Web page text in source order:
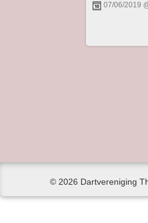
07/06/2019
© 2026 Dartvereniging